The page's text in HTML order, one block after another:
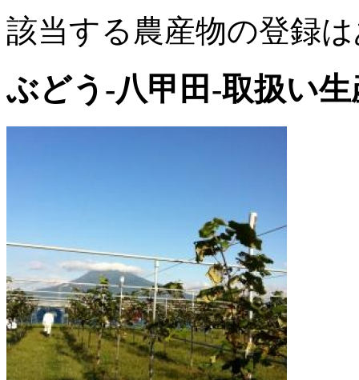
該当する農産物の登録
ぶどう-八甲田-取扱い